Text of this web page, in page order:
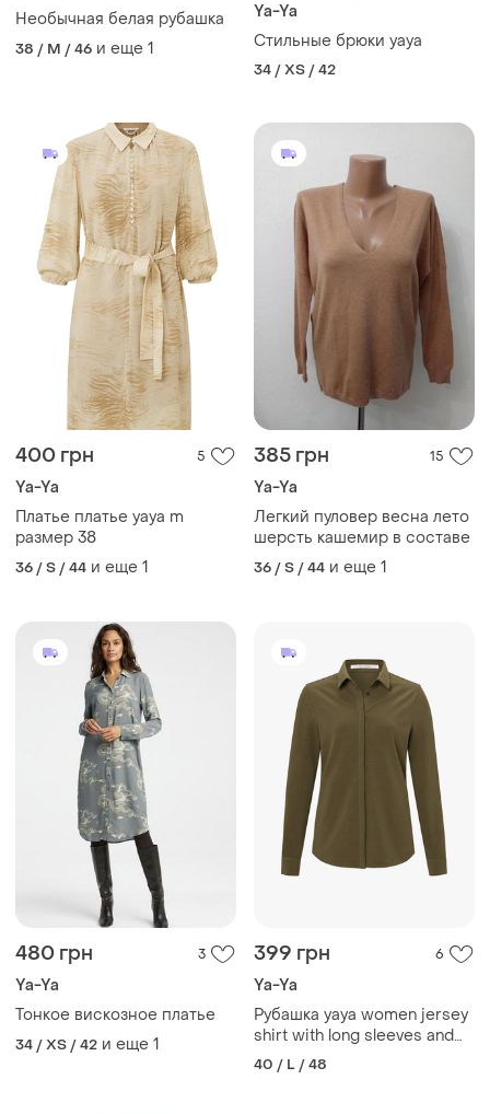
Необычная белая рубашка
38 / M / 46 и еще 1
Ya-Ya
Стильные брюки yaya
34 / XS / 42
400 грн 5
Ya-Ya
Платье платье yaya m
размер 38
36 / S / 44 и еще 1
385 грн 15
Ya-Ya
Легкий пуловер весна лето
шерсть кашемир в составе
36 / S / 44 и еще 1
480 грн 3
Ya-Ya
Тонкое вискозное платье
34 / XS / 42 и еще 1
399 грн 6
Ya-Ya
Рубашка yaya women jersey
shirt with long sleeves and
buttons - l
40 / L / 48